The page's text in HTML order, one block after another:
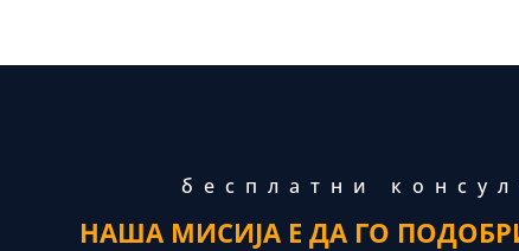
бесплатни
НАША МИСИЈА Е ДА ГО